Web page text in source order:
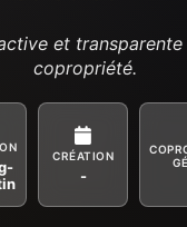
et
copropriété.
CRÉATION
-